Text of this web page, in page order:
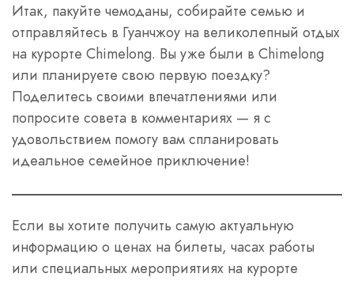
Итак, пакуйте чемоданы, собирайте семью и
отправляйтесь в Гуанчжоу на великолепный отдых
на курорте Chimelong. Вы уже были в Chimelong
или планируете свою первую поездку?
Поделитесь своими впечатлениями или
попросите совета в комментариях — я с
удовольствием помогу вам спланировать
идеальное семейное приключение!
Если вы хотите получить самую актуальную
информацию о ценах на билеты, часах работы
или специальных мероприятиях на курорте